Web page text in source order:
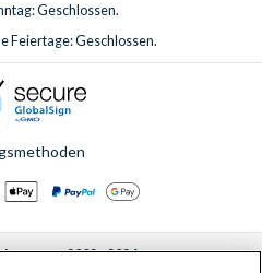
Geschlossen.
Feiertage: Geschlossen.
2002 - 2026